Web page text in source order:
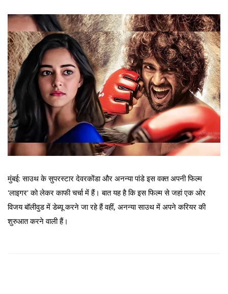
मुंबई: साउथ के सुपरस्टार देवरकोंडा और अनन्या पांडे इस वक्त अपनी फिल्म
'लाइगर' को लेकर काफी चर्चा में हैं। बात यह है कि इस फिल्म से जहां एक ओर
विजय बॉलीवुड में डेब्यू करने जा रहे हैं वहीं, अनन्या साउथ में अपने करियर की
शुरुआत करने वाली हैं।